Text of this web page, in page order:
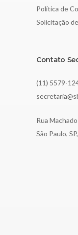
Política de
Solicitação
Contato
(11) 5579-
Rua
São Paulo,